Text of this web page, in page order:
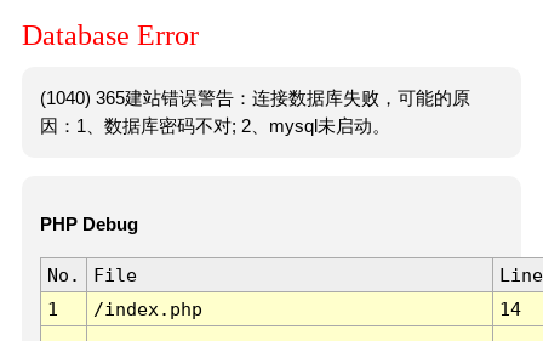
Database Error
(1040) 365建站错误警告：连接数据库失败，可能的原
因：1、数据库密码不对; 2、mysql未启动。
PHP Debug
No. File
Line
1
/index.php 14